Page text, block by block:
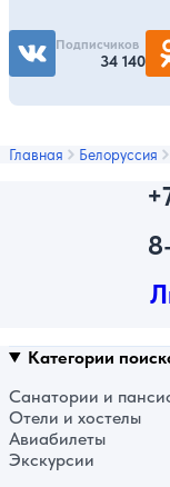
Подписчиков
34 140
Главная Белоруссия
Категории
Санатории и
Отели и хостелы
Авиабилеты
Экскурсии